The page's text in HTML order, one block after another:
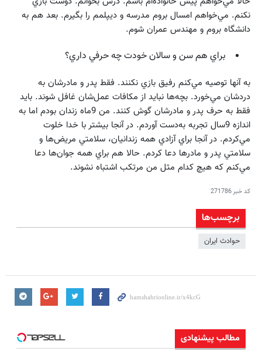
نكنم. مي‌خواهم امسال بروم مدرسه و ديپلمم را بگيرم. بعد هم به
دانشگاه بروم و مهندس عمران شوم.
براي هم سن و سالان خودت چه حرفي داري؟
به آنها توصيه مي‌كنم رفيق بازي نكنند. فقط پدر و مادرشان به
درد‌شان مي‌خورد. بچه‌ها نبايد از مكافات عمل‌شان غافل شوند. بايد
فقط به حرف پدر و مادرشان گوش كنند. من 9‌ماه زندان بودم اما به
اندازه 9سال تجربه به‌دست آوردم. در آنجا بيشتر با خدا خلوت
مي‌كردم. در آنجا براي آزادي همه زندانيان، سلامتي مريض‌ها و
سلامتي پدر و مادرها دعا كردم. حالا هم براي همه جوان‌ها دعا
مي‌كنم كه هيچ كدام مثل من مرتكب اشتباه نشوند.
کد خبر271786
برچسب‌ها
حوادث ایران
مطالب پیشنهادی